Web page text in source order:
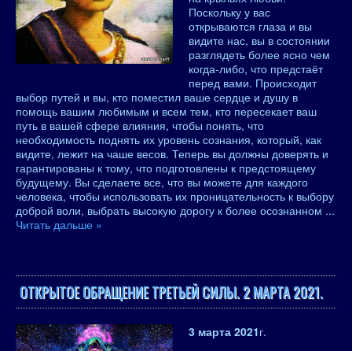
Поскольку у вас
открываются глаза и вы
видите нас, вы в состоянии
разглядеть более ясно чем
когда-либо, что предстаёт
перед вами. Происходит
выбор путей и вы, кто поместил ваше сердце и душу в
помощь вашим любимым и всем тем, кто пересекает ваш
путь в вашей сфере влияния, чтобы понять, что
необходимость поднять их уровень сознания, который, как
видите, лежит на чаше весов. Теперь вы должны доверять и
гарантированы к тому, что подготовлены к предстоящему
будущему. Вы сделаете все, что вы можете для каждого
человека, чтобы использовать их проницательность к выбору
доброй воли, выбрать высокую дорогу к более осознанном ...
Читать дальше »
ОТКРЫТОЕ ОБРАЩЕНИЕ ТРЕТЬЕЙ СИЛЫ. 2 МАРТА 2021.
3 марта 2021г.